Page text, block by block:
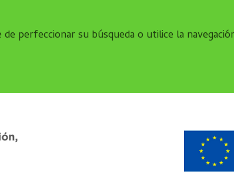
perfeccionar su búsqueda o utilice la